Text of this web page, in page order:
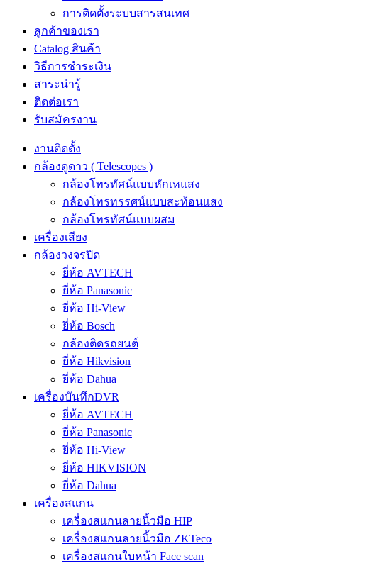
การติดตั้งระบบสารสนเทศ
ลูกค้าของเรา
Catalog สินค้า
วิธีการชำระเงิน
สาระน่ารู้
ติดต่อเรา
รับสมัครงาน
งานติดตั้ง
กล้องดูดาว ( Telescopes )
กล้องโทรทัศน์แบบหักเหแสง
กล้องโทรทรรศน์แบบสะท้อนแสง
กล้องโทรทัศน์แบบผสม
เครื่องเสียง
กล้องวงจรปิด
ยี่ห้อ AVTECH
ยี่ห้อ Panasonic
ยี่ห้อ Hi-View
ยี่ห้อ Bosch
กล้องติดรถยนต์
ยี่ห้อ Hikvision
ยี่ห้อ Dahua
เครื่องบันทึกDVR
ยี่ห้อ AVTECH
ยี่ห้อ Panasonic
ยี่ห้อ Hi-View
ยี่ห้อ HIKVISION
ยี่ห้อ Dahua
เครื่องสแกน
เครื่องสแกนลายนิ้วมือ HIP
เครื่องสแกนลายนิ้วมือ ZKTeco
เครื่องสแกนใบหน้า Face scan